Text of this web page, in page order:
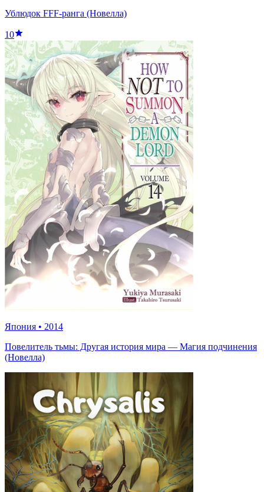
Ублюдок FFF-ранга (Новелла)
10
Япония • 2014
Повелитель тьмы: Другая история мира — Магия подчинения
(Новелла)